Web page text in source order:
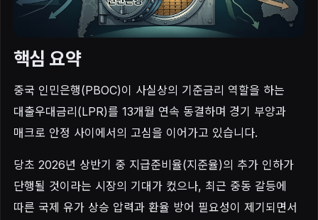
핵심 요약
중국 인민은행(PBOC)이 사실상의 기준금리 역할을 하는
대출우대금리(LPR)를 13개월 연속 동결하며 경기 부양과
매크로 안정 사이에서의 고심을 이어가고 있습니다.
당초 2026년 상반기 중 지급준비율(지준율)의 추가 인하가
단행될 것이라는 시장의 기대가 컸으나, 최근 중동 갈등에
따른 국제 유가 상승 압력과 환율 방어 필요성이 제기되면서